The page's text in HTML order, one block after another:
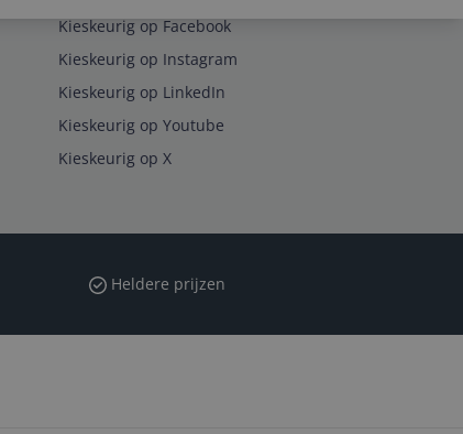
Kieskeurig op Facebook
Kieskeurig op Instagram
Kieskeurig op LinkedIn
Kieskeurig op Youtube
Kieskeurig op X
Heldere prijzen